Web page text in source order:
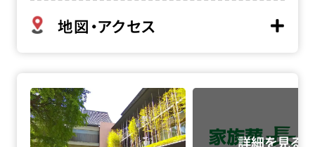
地図・アクセス
回向院 念仏堂の詳細へ